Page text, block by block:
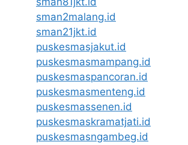
sman2malang.id
sman21jkt.id
puskesmasjakut.id
puskesmasmampang.id
puskesmaspancoran.id
puskesmasmenteng.id
puskesmassenen.id
puskesmaskramatjati.id
puskesmasngambeg.id